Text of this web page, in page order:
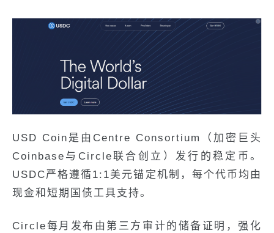
USD Coin是由Centre Consortium（加密巨头
Coinbase与Circle联合创立）发行的稳定币。
USDC严格遵循1:1美元锚定机制，每个代币均由
现金和短期国债工具支持。
Circle每月发布由第三方审计的储备证明，强化